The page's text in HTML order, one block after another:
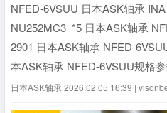
NFED-6VSUU 日本ASK轴承
NU252MC3 *5 日本ASK轴承
2901 日本ASK轴承 NFED-
本ASK轴承 NFED-6VSUU
日本ASK轴承 2026.02.05 16:39 |